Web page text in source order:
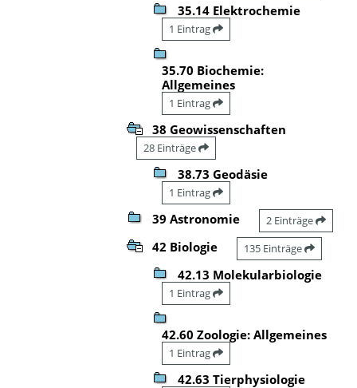
35.14 Elektrochemie
1 Eintrag
35.70 Biochemie:
Allgemeines
1 Eintrag
38 Geowissenschaften
28 Einträge
38.73 Geodäsie
1 Eintrag
39 Astronomie 2 Einträge
42 Biologie 135 Einträge
42.13 Molekularbiologie
1 Eintrag
42.60 Zoologie: Allgemeines
1 Eintrag
42.63 Tierphysiologie